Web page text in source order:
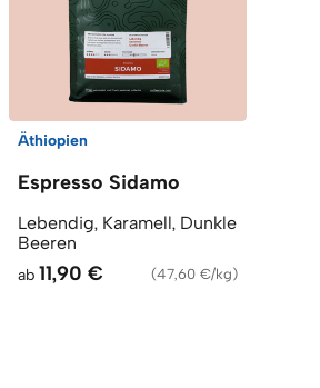
Äthiopien
Espresso Sidamo
Lebendig, Karamell, Dunkle
Beeren
ab 11,90 € (47,60 €/kg)